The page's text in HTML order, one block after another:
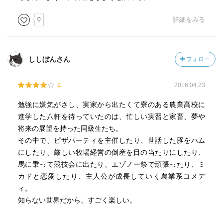
0 詳細をみる
ししぼんさん フォロー
4 2016.04.23
勉強に嫌気がさし、実家から出たくて寮のある農業高校に
進学した八軒を待っていたのは、忙しい実習と家畜、夢や
将来の展望を持った同級生たち。
その中で、ピザパーティを主催したり、世話した豚をハム
にしたり、厳しい牧場経営の倒産を目の当たりにしたり、
馬に乗って競技会に出たり、エゾノー祭で頑張ったり、ミ
カドと恋愛したり、主人公が成長していく農業系コメデ
ィ。
知らない世界だから、すごく楽しい。